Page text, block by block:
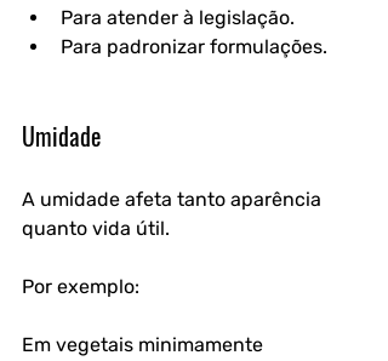
Para atender à legislação.
Para padronizar formulações.
Umidade
A umidade afeta tanto aparência
quanto vida útil.
Por exemplo:
Em vegetais minimamente